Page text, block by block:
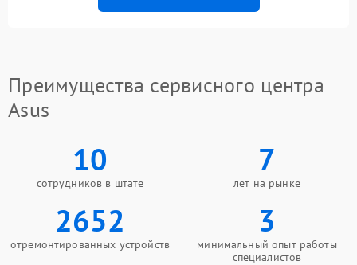
Преимущества сервисного центра
Asus
10
сотрудников в штате
7
лет на рынке
2652
отремонтированных устройств
3
минимальный опыт работы
специалистов